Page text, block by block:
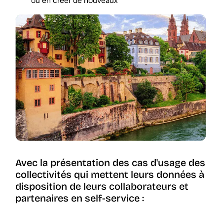
Avec la présentation des cas d'usage des
collectivités qui mettent leurs données à
disposition de leurs collaborateurs et
partenaires en self-service :